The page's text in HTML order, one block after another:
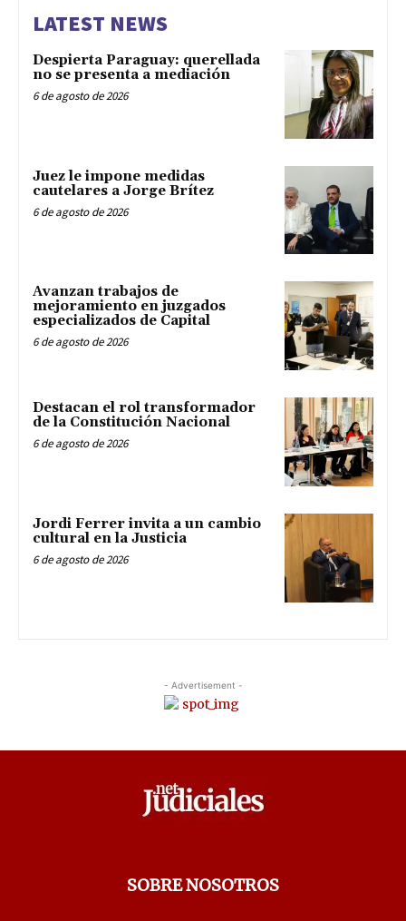
LATEST NEWS
Despierta Paraguay: querellada
no se presenta a mediación
6 de agosto de 2026
Juez le impone medidas
cautelares a Jorge Brítez
6 de agosto de 2026
Avanzan trabajos de
mejoramiento en juzgados
especializados de Capital
6 de agosto de 2026
Destacan el rol transformador
de la Constitución Nacional
6 de agosto de 2026
Jordi Ferrer invita a un cambio
cultural en la Justicia
6 de agosto de 2026
- Advertisement -
SOBRE NOSOTROS